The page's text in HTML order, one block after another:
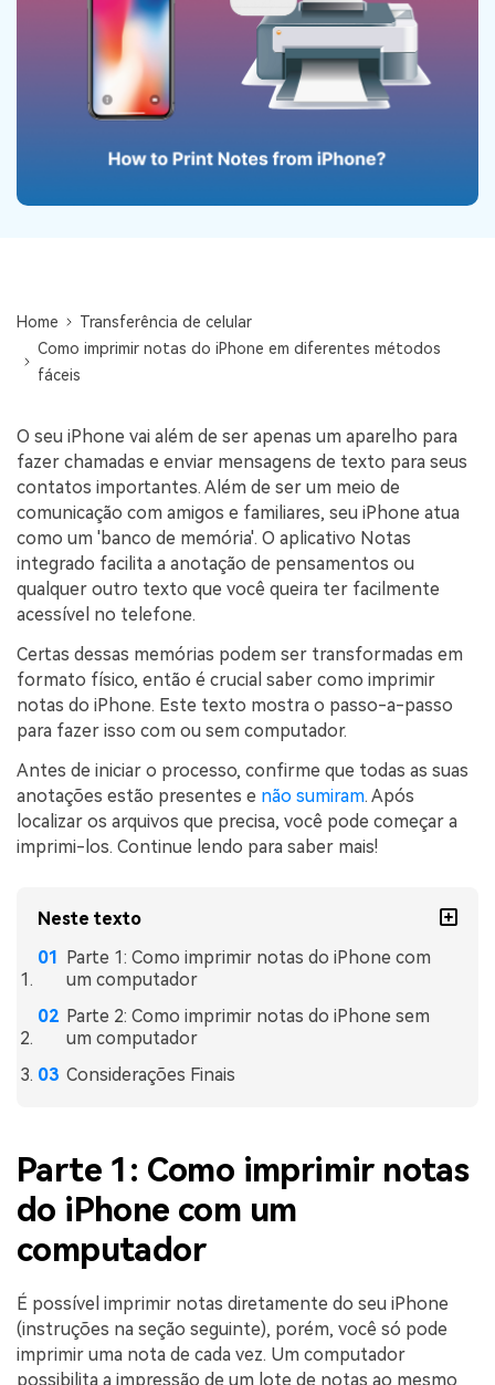
Backup e restauração
Fazer backup de até 18 tipos de dados e dados do
WhatsApp para o computador. E restaurar
backups facilmente.
Recuperar visulização única de WhatsApp
WhatsApp — fotos, vídeos e mensagens de voz.
Mutsapper
Transferir dados do WhatsApp e WhatsApp
MobileTrans App
Transferir dados do telefone, dados do
WhatsApp e arquivos entre dispositivos.
WeLastseen
O WeLastseen mantém seu WhatsApp conectado
e informado.
Home
Transferência de celular
Como imprimir notas do iPhone em diferentes métodos
fáceis
O seu iPhone vai além de ser apenas um aparelho para
fazer chamadas e enviar mensagens de texto para seus
contatos importantes. Além de ser um meio de
comunicação com amigos e familiares, seu iPhone atua
como um 'banco de memória'. O aplicativo Notas
integrado facilita a anotação de pensamentos ou
qualquer outro texto que você queira ter facilmente
acessível no telefone.
Certas dessas memórias podem ser transformadas em
formato físico, então é crucial saber como imprimir
notas do iPhone. Este texto mostra o passo-a-passo
para fazer isso com ou sem computador.
Antes de iniciar o processo, confirme que todas as suas
anotações estão presentes e não sumiram. Após
localizar os arquivos que precisa, você pode começar a
imprimi-los. Continue lendo para saber mais!
Neste texto
Parte 1: Como imprimir notas do iPhone com
um computador
Parte 2: Como imprimir notas do iPhone sem
um computador
Considerações Finais
Parte 1: Como imprimir notas
do iPhone com um
computador
É possível imprimir notas diretamente do seu iPhone
(instruções na seção seguinte), porém, você só pode
imprimir uma nota de cada vez. Um computador
possibilita a impressão de um lote de notas ao mesmo